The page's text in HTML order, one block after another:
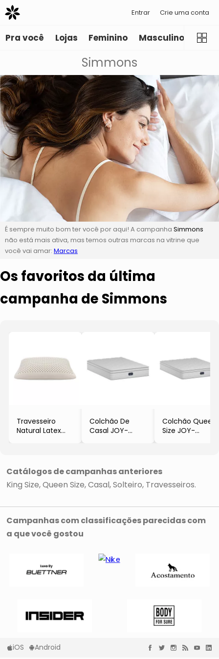
Entrar Crie uma conta
Pra você Lojas Feminino Masculino
Simmons
É sempre muito bom ter você por aqui! A campanha Simmons
não está mais ativa, mas temos outras marcas na vitrine que
você vai amar: Marcas
Os favoritos da última
campanha de Simmons
Travesseiro
Natural Latex
- Flex Colchões
Colchão De
Casal JOY-
- 28x138x188cm
- Flex Colchões
Colchão Queen
Size JOY-
- Flex Colchões
Catálogos de campanhas anteriores
King Size Queen Size Casal Solteiro Travesseiros
Campanhas com classificações parecidas com
a que você gostou
iOS Android